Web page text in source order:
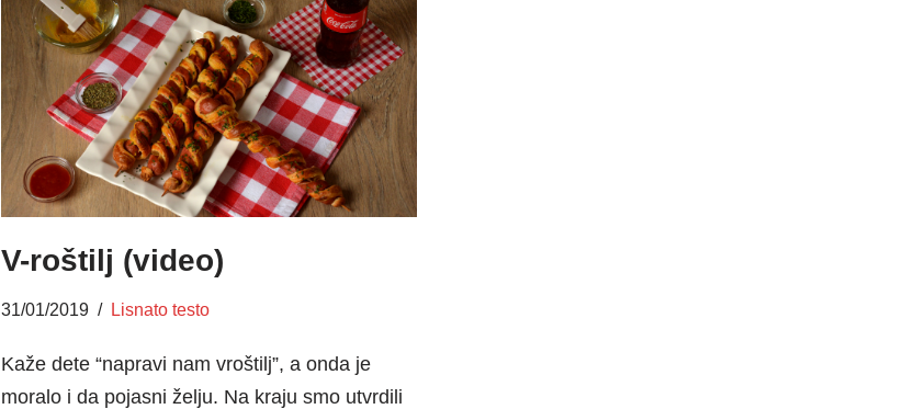
V-roštilj (video)
31/01/2019 Lisnato testo
Kaže dete “napravi nam vroštilj”, a onda je
moralo i da pojasni želju. Na kraju smo utvrdili